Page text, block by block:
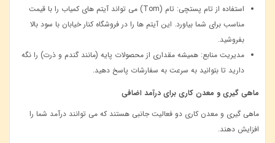
استفاده از تام پستچی: تام (Tom) می ‌تواند آیتم‌ های کمیاب را با قیمت
مناسب برای شما بیاورد. این آیتم ‌ها را در فروشگاه کنار خیابان با سود بالا
بفروشید.
مدیریت منابع: همیشه مقداری از محصولات پایه (مانند گندم و ذرت) را نگه
دارید تا بتوانید به سرعت به سفارشات پاسخ دهید.
ماهی ‌گیری و معدن‌ کاری برای درآمد اضافی
ماهی‌ گیری و معدن ‌کاری دو فعالیت جانبی هستند که می ‌توانند درآمد شما را
افزایش دهند.